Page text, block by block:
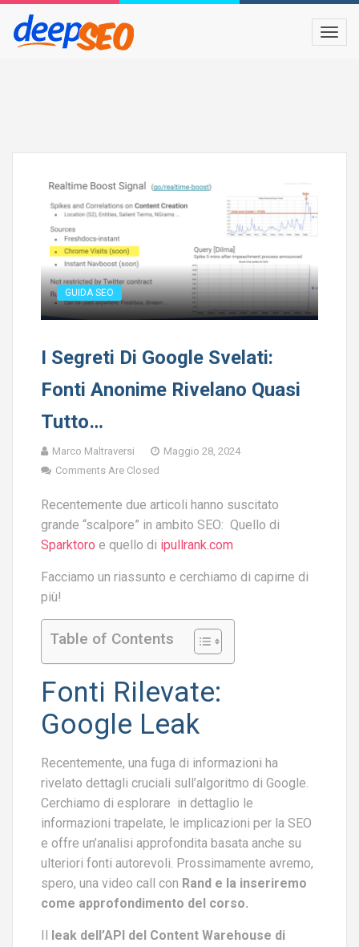
GUIDA SEO
I Segreti Di Google Svelati:
Fonti Anonime Rivelano Quasi
Tutto…
Marco Maltraversi
Maggio 28, 2024
Comments Are Closed
Recentemente due articoli hanno suscitato
grande “scalpore” in ambito SEO: Quello di
Sparktoro e quello di ipullrank.com
Facciamo un riassunto e cerchiamo di capirne di
più!
Table of Contents
Fonti Rilevate:
Google Leak
Recentemente, una fuga di informazioni ha
rivelato dettagli cruciali sull’algoritmo di Google.
Cerchiamo di esplorare in dettaglio le
informazioni trapelate, le implicazioni per la SEO
e offre un’analisi approfondita basata anche su
ulteriori fonti autorevoli. Prossimamente avremo,
spero, una video call con Rand e la inseriremo
come approfondimento del corso.
Il leak dell’API del Content Warehouse di